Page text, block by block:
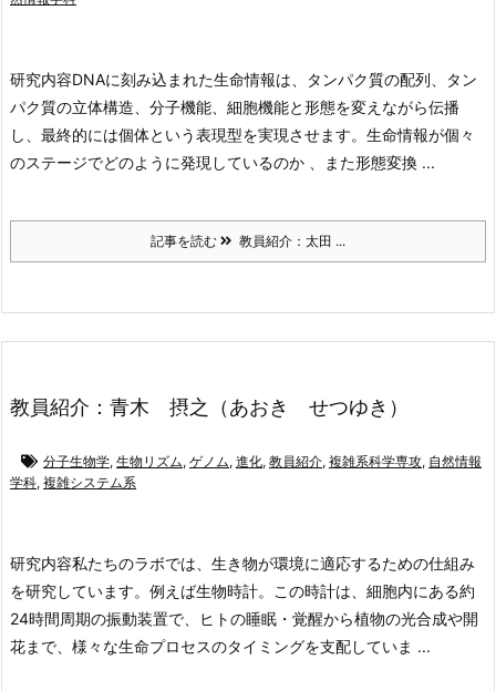
研究内容DNAに刻み込まれた生命情報は、タンパク質の配列、タン
パク質の立体構造、分子機能、細胞機能と形態を変えながら伝播
し、最終的には個体という表現型を実現させます。生命情報が個々
のステージでどのように発現しているのか 、また形態変換 ...
記事を読む 教員紹介：太田 ...
教員紹介：青木 摂之（あおき せつゆき）
分子生物学, 生物リズム, ゲノム, 進化, 教員紹介, 複雑系科学専攻, 自然情報
学科, 複雑システム系
研究内容私たちのラボでは、生き物が環境に適応するための仕組み
を研究しています。例えば生物時計。この時計は、細胞内にある約
24時間周期の振動装置で、ヒトの睡眠・覚醒から植物の光合成や開
花まで、様々な生命プロセスのタイミングを支配していま ...